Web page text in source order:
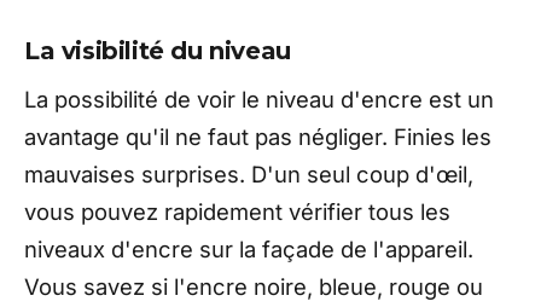
La visibilité du niveau
La possibilité de voir le niveau d'encre est un
avantage qu'il ne faut pas négliger. Finies les
mauvaises surprises. D'un seul coup d'œil,
vous pouvez rapidement vérifier tous les
niveaux d'encre sur la façade de l'appareil.
Vous savez si l'encre noire, bleue, rouge ou